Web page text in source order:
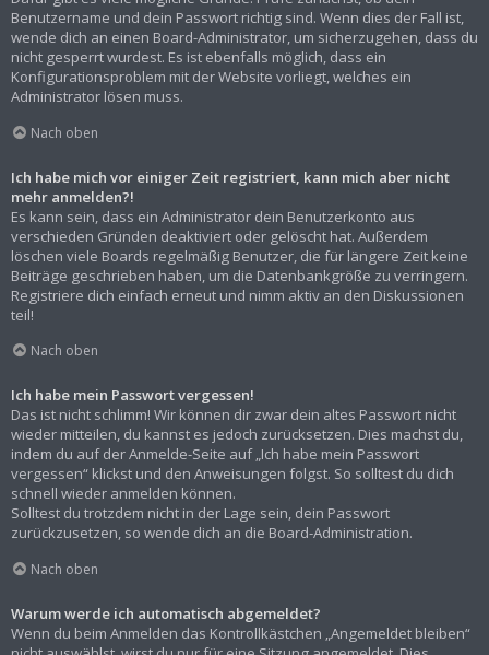
Benutzername und dein Passwort richtig sind. Wenn dies der Fall ist,
wende dich an einen Board-Administrator, um sicherzugehen, dass du
nicht gesperrt wurdest. Es ist ebenfalls möglich, dass ein
Konfigurationsproblem mit der Website vorliegt, welches ein
Administrator lösen muss.
Nach oben
Ich habe mich vor einiger Zeit registriert, kann mich aber nicht
mehr anmelden?!
Es kann sein, dass ein Administrator dein Benutzerkonto aus
verschieden Gründen deaktiviert oder gelöscht hat. Außerdem
löschen viele Boards regelmäßig Benutzer, die für längere Zeit keine
Beiträge geschrieben haben, um die Datenbankgröße zu verringern.
Registriere dich einfach erneut und nimm aktiv an den Diskussionen
teil!
Nach oben
Ich habe mein Passwort vergessen!
Das ist nicht schlimm! Wir können dir zwar dein altes Passwort nicht
wieder mitteilen, du kannst es jedoch zurücksetzen. Dies machst du,
indem du auf der Anmelde-Seite auf „Ich habe mein Passwort
vergessen“ klickst und den Anweisungen folgst. So solltest du dich
schnell wieder anmelden können.
Solltest du trotzdem nicht in der Lage sein, dein Passwort
zurückzusetzen, so wende dich an die Board-Administration.
Nach oben
Warum werde ich automatisch abgemeldet?
Wenn du beim Anmelden das Kontrollkästchen „Angemeldet bleiben“